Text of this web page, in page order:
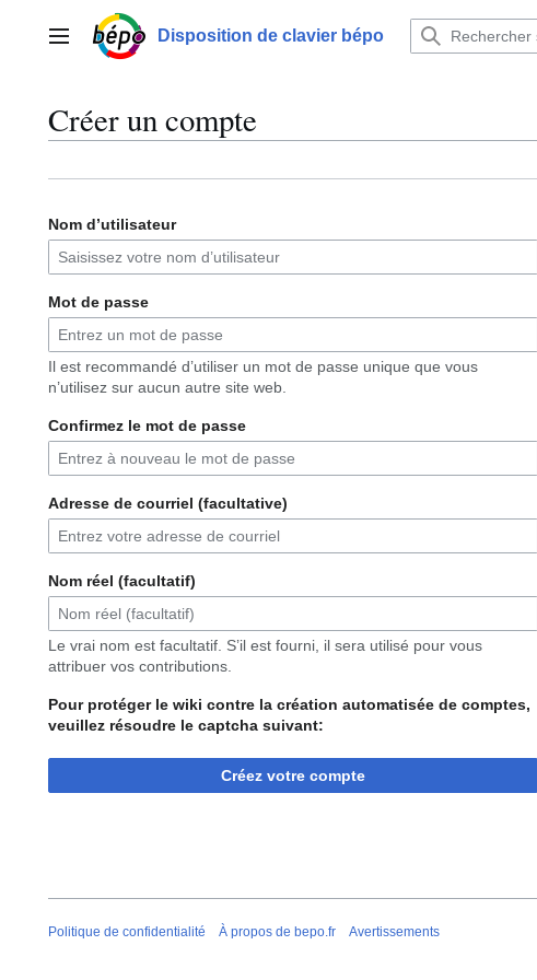
contenuMenu principalDisposition de clavier bépo
Créer un compte
Nom d’utilisateur
Mot de passe
Il est recommandé d’utiliser un mot de passe unique que vous
n’utilisez sur aucun autre site web.
Confirmez le mot de passe
Adresse de courriel (facultative)
Nom réel (facultatif)
Le vrai nom est facultatif. S’il est fourni, il sera utilisé pour vous
attribuer vos contributions.
Pour protéger le wiki contre la création automatisée de comptes,
veuillez résoudre le captcha suivant:
Créez votre compte
Politique de confidentialité À propos de bepo.fr Avertissements